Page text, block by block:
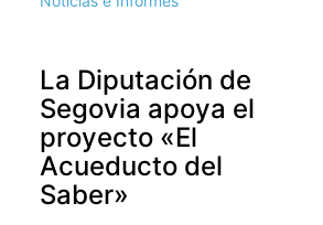
La Diputación de
Segovia apoya el
proyecto «El
Acueducto del
Saber»